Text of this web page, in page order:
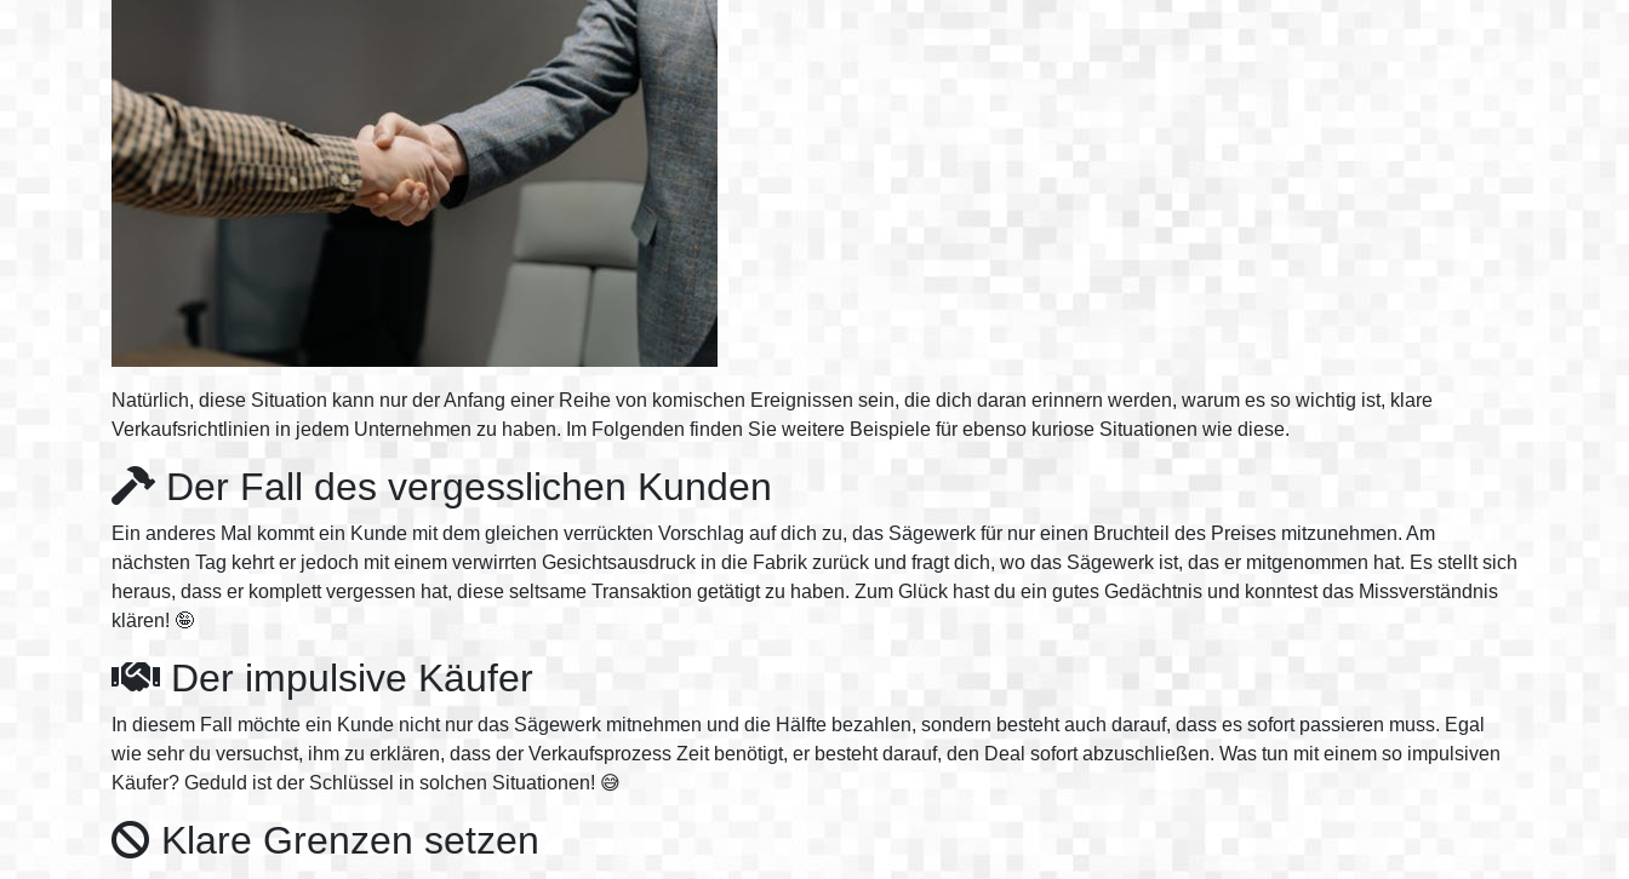
Natürlich, diese Situation kann nur der Anfang einer Reihe von komischen Ereignissen sein, die dich daran erinnern werden, warum es so wichtig ist, klare
Verkaufsrichtlinien in jedem Unternehmen zu haben. Im Folgenden finden Sie weitere Beispiele für ebenso kuriose Situationen wie diese.
Der Fall des vergesslichen Kunden
Ein anderes Mal kommt ein Kunde mit dem gleichen verrückten Vorschlag auf dich zu, das Sägewerk für nur einen Bruchteil des Preises mitzunehmen. Am
nächsten Tag kehrt er jedoch mit einem verwirrten Gesichtsausdruck in die Fabrik zurück und fragt dich, wo das Sägewerk ist, das er mitgenommen hat. Es stellt sich
heraus, dass er komplett vergessen hat, diese seltsame Transaktion getätigt zu haben. Zum Glück hast du ein gutes Gedächtnis und konntest das Missverständnis
klären! 🤪
Der impulsive Käufer
In diesem Fall möchte ein Kunde nicht nur das Sägewerk mitnehmen und die Hälfte bezahlen, sondern besteht auch darauf, dass es sofort passieren muss. Egal
wie sehr du versuchst, ihm zu erklären, dass der Verkaufsprozess Zeit benötigt, er besteht darauf, den Deal sofort abzuschließen. Was tun mit einem so impulsiven
Käufer? Geduld ist der Schlüssel in solchen Situationen! 😅
Klare Grenzen setzen